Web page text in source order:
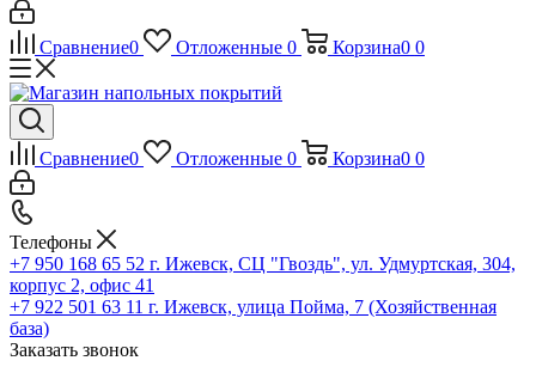
Сравнение0 Отложенные 0 Корзина0 0
Сравнение0 Отложенные 0 Корзина0 0
Телефоны
+7 950 168 65 52 г. Ижевск, СЦ "Гвоздь", ул. Удмуртская, 304,
корпус 2, офис 41
+7 922 501 63 11 г. Ижевск, улица Пойма, 7 (Хозяйственная
база)
Заказать звонок